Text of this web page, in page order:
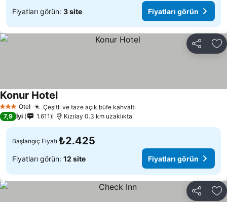
Fiyatları görün: 3 site Fiyatları görün
Paylaş
3 YıldızOtel Çeşitli ve taze açık büfe kahvaltı
Konur Hotel
7,9 İyi 1.611 Kızılay 0.3 km uzaklıkta
Başlangıç Fiyatı ₺2.425
Fiyatları görün: 12 site Fiyatları görün
Paylaş